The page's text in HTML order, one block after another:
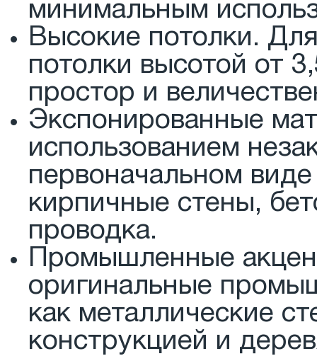
минимальным
Высокие потолки.
потолки высотой от
простор и
Экспонированные
использованием
первоначальном
кирпичные стены,
проводка.
Промышленные
оригинальные
как металлические
конструкцией и